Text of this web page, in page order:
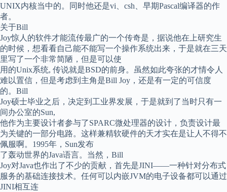
UNIX内核当中的。同时他还是vi、csh、早期Pascal编译器的作
者。
关于Bill
Joy惊人的软件才能流传最广的一个传奇是，据说他在上研究生
的时候，想看看自己能不能写一个操作系统出来，于是就在三天
里写了一个非常简陋，但是可以使
用的Unix系统, 传说就是BSD的前身。虽然如此夸张的才情令人
难以置信，但是考虑到主角是Bill Joy，还是有一定的可信度
的。Bill
Joy硕士毕业之后，决定到工业界发展，于是就到了当时只有一
间办公室的Sun,
他作为主要设计者参与了SPARC微处理器的设计，负责设计最
为关键的一部分电路。这样兼精软硬件的天才实在是让人不得不
佩服啊。1995年，Sun发布
了轰动世界的Java语言。当然，Bill
Joy对Java也作出了不少的贡献，首先是JINI——一种针对分布式
服务的基础连接技术。任何可以内嵌JVM的电子设备都可以通过
JINI相互连